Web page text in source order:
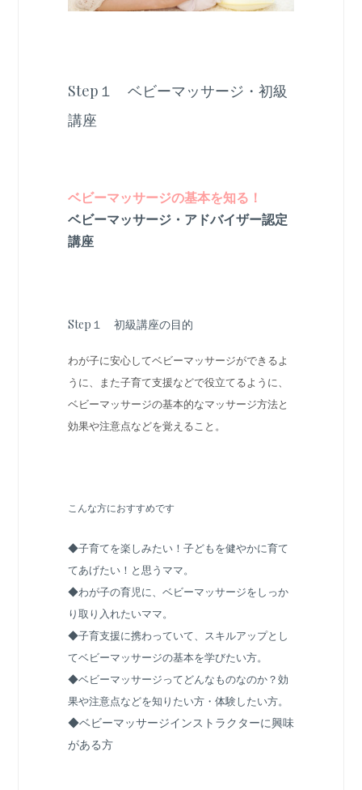
Step１ ベビーマッサージ・初級
講座
ベビーマッサージの基本を知る！
ベビーマッサージ・アドバイザー認定
講座
Step１ 初級講座の目的
わが子に安心してベビーマッサージができるよ
うに、また子育て支援などで役立てるように、
ベビーマッサージの基本的なマッサージ方法と
効果や注意点などを覚えること。
こんな方におすすめです
◆子育てを楽しみたい！子どもを健やかに育て
てあげたい！と思うママ。
◆わが子の育児に、ベビーマッサージをしっか
り取り入れたいママ。
◆子育支援に携わっていて、スキルアップとし
てベビーマッサージの基本を学びたい方。
◆ベビーマッサージってどんなものなのか？効
果や注意点などを知りたい方・体験したい方。
◆ベビーマッサージインストラクターに興味
がある方